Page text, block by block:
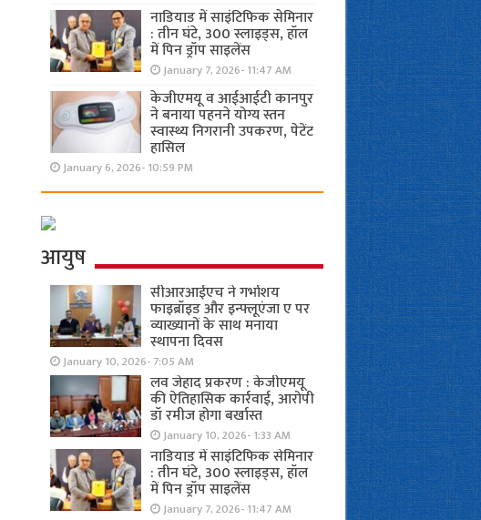
नाडियाड में साइंटिफिक सेमिनार
: तीन घंटे, 300 स्लाइड्स, हॉल
में पिन ड्रॉप साइलेंस
January 7, 2026- 11:47 AM
केजीएमयू व आईआईटी कानपुर
ने बनाया पहनने योग्य स्तन
स्वास्थ्य निगरानी उपकरण, पेटेंट
हासिल
January 6, 2026- 10:59 PM
आयुष
सीआरआईएच ने गर्भाशय
फाइब्रॉइड और इन्फ्लूएंजा ए पर
व्याख्यानों के साथ मनाया
स्थापना दिवस
January 10, 2026- 7:05 AM
लव जेहाद प्रकरण : केजीएमयू
की ऐतिहासिक कार्रवाई, आरोपी
डॉ रमीज होगा बर्खास्त
January 10, 2026- 1:33 AM
नाडियाड में साइंटिफिक सेमिनार
: तीन घंटे, 300 स्लाइड्स, हॉल
में पिन ड्रॉप साइलेंस
January 7, 2026- 11:47 AM